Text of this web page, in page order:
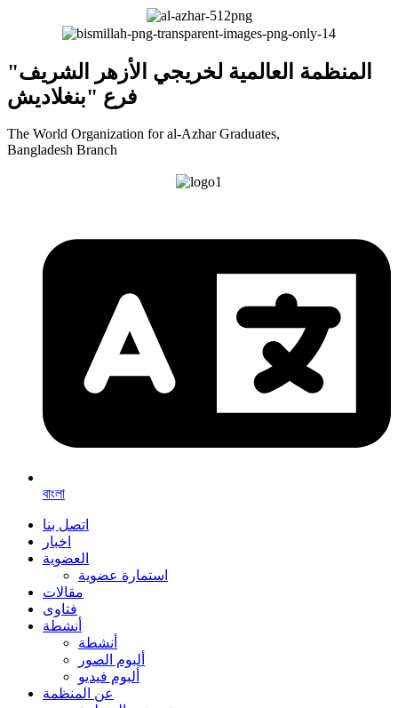
"المنظمة العالمية لخريجي الأزهر الشريف
فرع "بنغلاديش
The World Organization for al-Azhar Graduates,
Bangladesh Branch
বাংলা
اتصل بنا
اخبار
العضوية
استمارة عضوية
مقالات
فتاوى
أنشطة
أنشطة
ألبوم الصور
ألبوم فيديو
عن المنظمة